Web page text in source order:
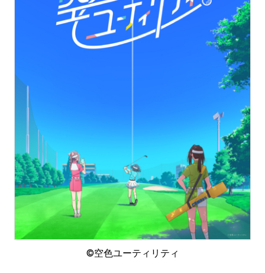
©空色ユーティリティ